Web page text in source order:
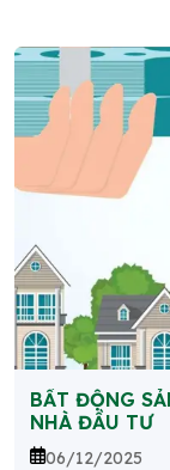
BẤT ĐỘNG
NHÀ ĐẦU TƯ
06/12/2025